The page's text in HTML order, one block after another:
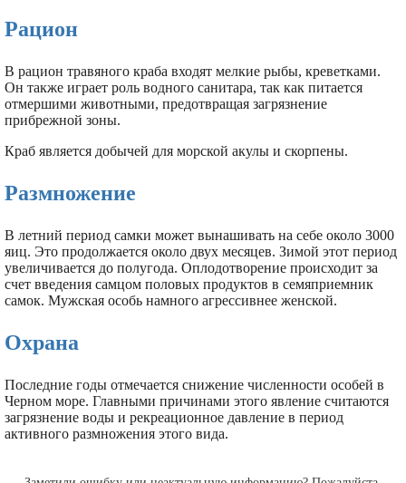
Рацион
В рацион травяного краба входят мелкие рыбы, креветками.
Он также играет роль водного санитара, так как питается
отмершими животными, предотвращая загрязнение
прибрежной зоны.
Краб является добычей для морской акулы и скорпены.
Размножение
В летний период самки может вынашивать на себе около 3000
яиц. Это продолжается около двух месяцев. Зимой этот период
увеличивается до полугода. Оплодотворение происходит за
счет введения самцом половых продуктов в семяприемник
самок. Мужская особь намного агрессивнее женской.
Охрана
Последние годы отмечается снижение численности особей в
Черном море. Главными причинами этого явление считаются
загрязнение воды и рекреационное давление в период
активного размножения этого вида.